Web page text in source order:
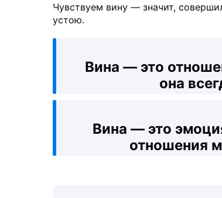
Чувствуем вину — значит,
устою.
Вина — это
она
Вина — это
отношения